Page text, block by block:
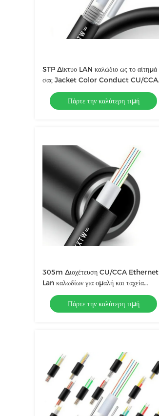
STP Δίκτυο LAN καλώδιο ως το αίτημά
σας Jacket Color Conduct CU/CCA
για σταθερή απόδοση δικτύου
Πάρτε την καλύτερη τιμή
305m Διοχέτευση CU/CCA Ethernet
Lan καλωδίων για ομαλή και ταχεία
μεταφορά δεδομένων
Πάρτε την καλύτερη τιμή